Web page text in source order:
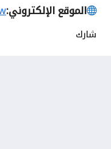
الموقع الإلكتروني:
شارك